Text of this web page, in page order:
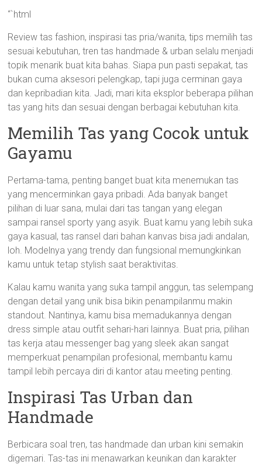
“`html
Review tas fashion, inspirasi tas pria/wanita, tips memilih tas
sesuai kebutuhan, tren tas handmade & urban selalu menjadi
topik menarik buat kita bahas. Siapa pun pasti sepakat, tas
bukan cuma aksesori pelengkap, tapi juga cerminan gaya
dan kepribadian kita. Jadi, mari kita eksplor beberapa pilihan
tas yang hits dan sesuai dengan berbagai kebutuhan kita.
Memilih Tas yang Cocok untuk
Gayamu
Pertama-tama, penting banget buat kita menemukan tas
yang mencerminkan gaya pribadi. Ada banyak banget
pilihan di luar sana, mulai dari tas tangan yang elegan
sampai ransel sporty yang asyik. Buat kamu yang lebih suka
gaya kasual, tas ransel dari bahan kanvas bisa jadi andalan,
loh. Modelnya yang trendy dan fungsional memungkinkan
kamu untuk tetap stylish saat beraktivitas.
Kalau kamu wanita yang suka tampil anggun, tas selempang
dengan detail yang unik bisa bikin penampilanmu makin
standout. Nantinya, kamu bisa memadukannya dengan
dress simple atau outfit sehari-hari lainnya. Buat pria, pilihan
tas kerja atau messenger bag yang sleek akan sangat
memperkuat penampilan profesional, membantu kamu
tampil lebih percaya diri di kantor atau meeting penting.
Inspirasi Tas Urban dan
Handmade
Berbicara soal tren, tas handmade dan urban kini semakin
digemari. Tas-tas ini menawarkan keunikan dan karakter